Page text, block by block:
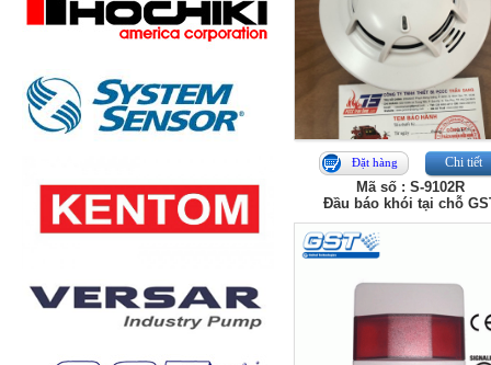
Đặt hàng Chi tiết
Mã số : S-9102R
Đầu báo khói tại chỗ